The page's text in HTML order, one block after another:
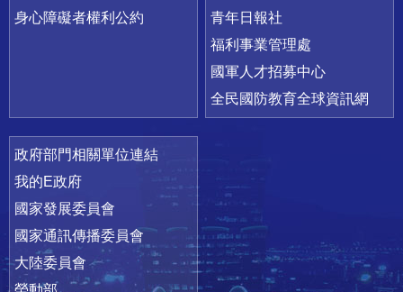
身心障礙者權利公約
青年日報社
福利事業管理處
國軍人才招募中心
全民國防教育全球資訊網
政府部門相關單位連結
我的E政府
國家發展委員會
國家通訊傳播委員會
大陸委員會